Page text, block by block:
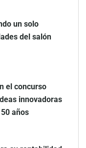
un solo
del salón
el concurso
innovadoras
años